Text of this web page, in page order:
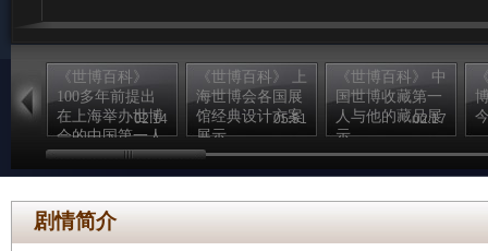
《世博百科》
100多年前提出
在上海举办世博
会的中国第一人
郑观应
02:14
《世博百科》 上
海世博会各国展
馆经典设计方案
展示
05:51
《世博百科》 中
国世博收藏第一
人与他的藏品展
示
02:17
剧情简介